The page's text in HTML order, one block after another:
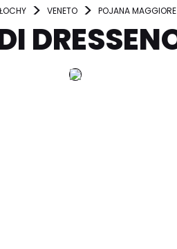
VENETO POJANA MAGGIORE